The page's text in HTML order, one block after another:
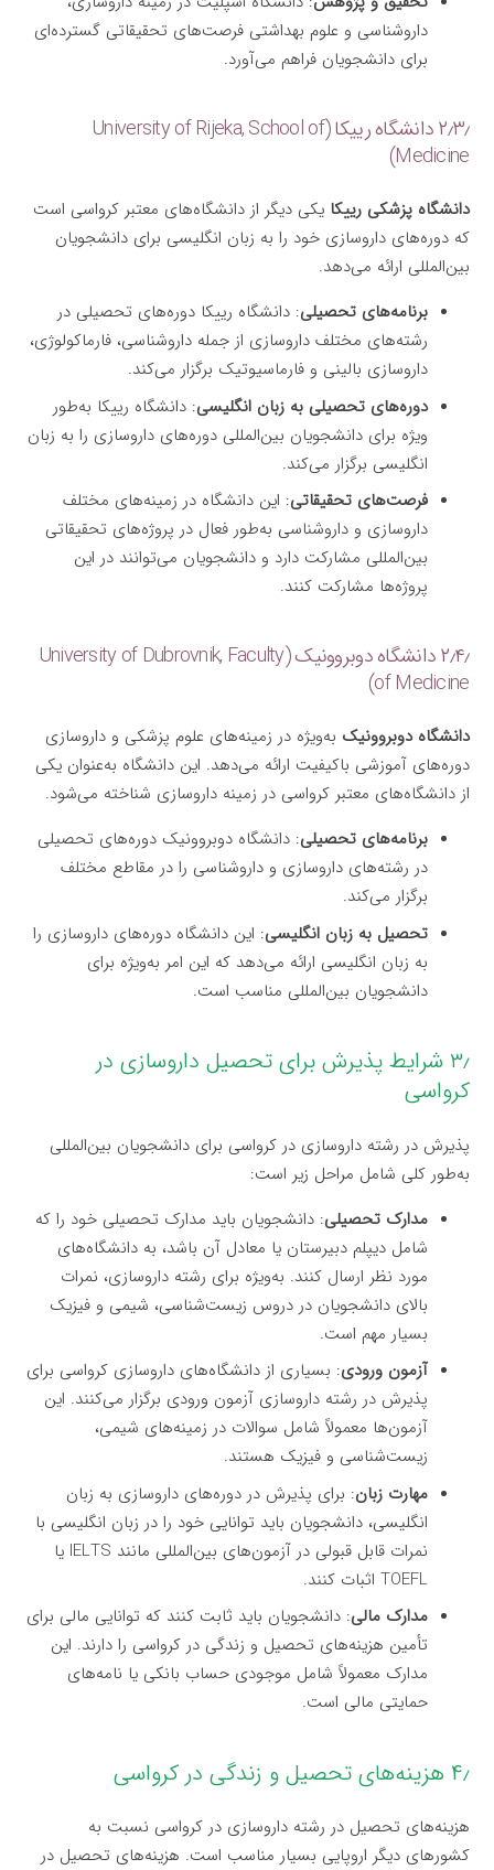
داروشناسی و علوم بهداشتی فرصت‌های تحقیقاتی گسترده‌ای
برای دانشجویان فراهم می‌آورد.
۲٫۳٫ دانشگاه رییکا (University of Rijeka, School of
Medicine)
دانشگاه پزشکی رییکا یکی دیگر از دانشگاه‌های معتبر کرواسی است
که دوره‌های داروسازی خود را به زبان انگلیسی برای دانشجویان
بین‌المللی ارائه می‌دهد.
برنامه‌های تحصیلی: دانشگاه رییکا دوره‌های تحصیلی در
رشته‌های مختلف داروسازی از جمله داروشناسی، فارماکولوژی،
داروسازی بالینی و فارماسیوتیک برگزار می‌کند.
دوره‌های تحصیلی به زبان انگلیسی: دانشگاه رییکا به‌طور
ویژه برای دانشجویان بین‌المللی دوره‌های داروسازی را به زبان
انگلیسی برگزار می‌کند.
فرصت‌های تحقیقاتی: این دانشگاه در زمینه‌های مختلف
داروسازی و داروشناسی به‌طور فعال در پروژه‌های تحقیقاتی
بین‌المللی مشارکت دارد و دانشجویان می‌توانند در این
پروژه‌ها مشارکت کنند.
۲٫۴٫ دانشگاه دوبروونیک (University of Dubrovnik, Faculty
of Medicine)
دانشگاه دوبروونیک به‌ویژه در زمینه‌های علوم پزشکی و داروسازی
دوره‌های آموزشی باکیفیت ارائه می‌دهد. این دانشگاه به‌عنوان یکی
از دانشگاه‌های معتبر کرواسی در زمینه داروسازی شناخته می‌شود.
برنامه‌های تحصیلی: دانشگاه دوبروونیک دوره‌های تحصیلی
در رشته‌های داروسازی و داروشناسی را در مقاطع مختلف
برگزار می‌کند.
تحصیل به زبان انگلیسی: این دانشگاه دوره‌های داروسازی را
به زبان انگلیسی ارائه می‌دهد که این امر به‌ویژه برای
دانشجویان بین‌المللی مناسب است.
۳٫ شرایط پذیرش برای تحصیل داروسازی در
کرواسی
پذیرش در رشته داروسازی در کرواسی برای دانشجویان بین‌المللی
به‌طور کلی شامل مراحل زیر است:
مدارک تحصیلی: دانشجویان باید مدارک تحصیلی خود را که
شامل دیپلم دبیرستان یا معادل آن باشد، به دانشگاه‌های
مورد نظر ارسال کنند. به‌ویژه برای رشته داروسازی، نمرات
بالای دانشجویان در دروس زیست‌شناسی، شیمی و فیزیک
بسیار مهم است.
آزمون ورودی: بسیاری از دانشگاه‌های داروسازی کرواسی برای
پذیرش در رشته داروسازی آزمون ورودی برگزار می‌کنند. این
آزمون‌ها معمولاً شامل سوالات در زمینه‌های شیمی،
زیست‌شناسی و فیزیک هستند.
مهارت زبان: برای پذیرش در دوره‌های داروسازی به زبان
انگلیسی، دانشجویان باید توانایی خود را در زبان انگلیسی با
نمرات قابل قبولی در آزمون‌های بین‌المللی مانند IELTS یا
TOEFL اثبات کنند.
مدارک مالی: دانشجویان باید ثابت کنند که توانایی مالی برای
تأمین هزینه‌های تحصیل و زندگی در کرواسی را دارند. این
مدارک معمولاً شامل موجودی حساب بانکی یا نامه‌های
حمایتی مالی است.
۴٫ هزینه‌های تحصیل و زندگی در کرواسی
هزینه‌های تحصیل در رشته داروسازی در کرواسی نسبت به
کشورهای دیگر اروپایی بسیار مناسب است. هزینه‌های تحصیل در